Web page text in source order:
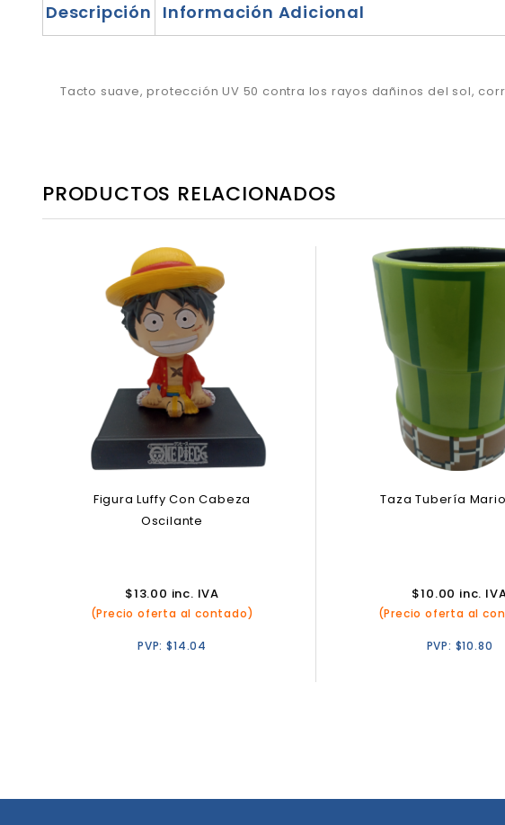
Descripción Información Adicional
Tacto suave, protección UV 50 contra los rayos dañinos del sol,
PRODUCTOS RELACIONADOS
Figura Luffy Con Cabeza
Oscilante
$13.00 inc. IVA
(Precio oferta al contado)
PVP:$14.04
Taza Tubería
$10.00 inc.
(Precio oferta al
PVP: $10.80